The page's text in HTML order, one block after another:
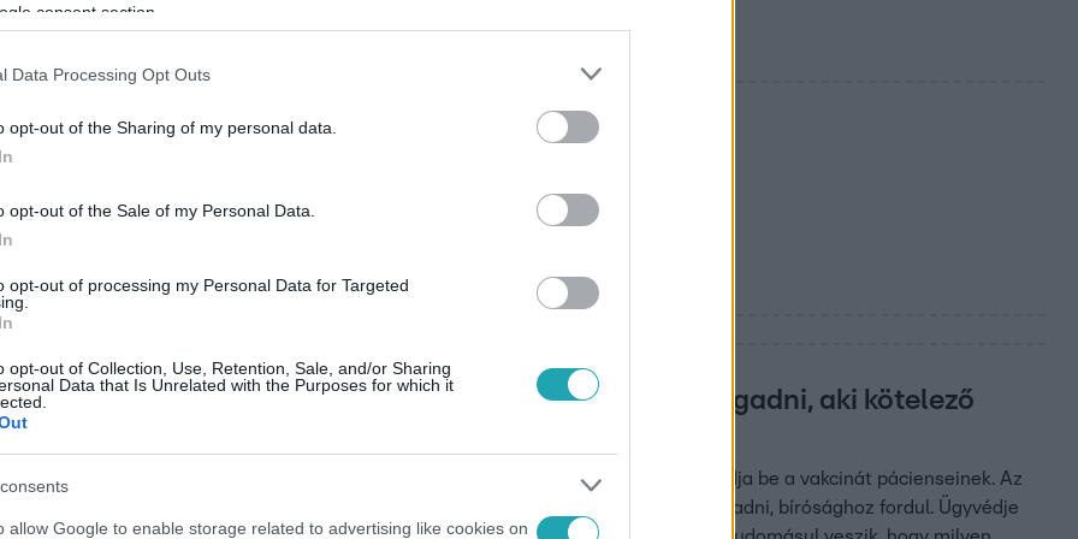
consent section.
Data Processing Opt Outs
opt-out of the Sharing of my personal data.
opt-out of the Sale of my Personal Data.
opt-out of processing my Personal Data for Targeted
opt-out of Collection, Use, Retention, Sale, and/or Sharing
Data that Is Unrelated with the Purposes for which it
allow Google to enable storage related to advertising like cookies on
is bírságolhatnak.
távozik Márki-Zay Péter
elnökségéből
Zay elképzelése politikai nonszensz.
Egészségügyi szolgáltatást csak azt tud megtagadni, aki kötelező
hajt végre
az erdőkertesi háziorvos, aki múlt héten még megtagadta, hogy a rendelőjében adja be a vakcinát pácienseinek. Az
forintra bírságolta az illetékes kormányhivatal, ezt azonban nem hajlandó elfogadni, bírósághoz fordul. Ügyvédje